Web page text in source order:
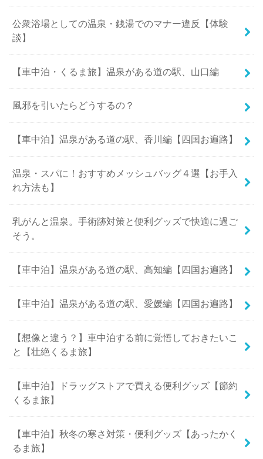
公衆浴場としての温泉・銭湯でのマナー違反【体験
談】
【車中泊・くるま旅】温泉がある道の駅、山口編
風邪を引いたらどうするの？
【車中泊】温泉がある道の駅、香川編【四国お遍路】
温泉・スパに！おすすめメッシュバッグ４選【お手入
れ方法も】
乳がんと温泉。手術跡対策と便利グッズで快適に過ご
そう。
【車中泊】温泉がある道の駅、高知編【四国お遍路】
【車中泊】温泉がある道の駅、愛媛編【四国お遍路】
【想像と違う？】車中泊する前に覚悟しておきたいこ
と【壮絶くるま旅】
【車中泊】ドラッグストアで買える便利グッズ【節約
くるま旅】
【車中泊】秋冬の寒さ対策・便利グッズ【あったかく
るま旅】